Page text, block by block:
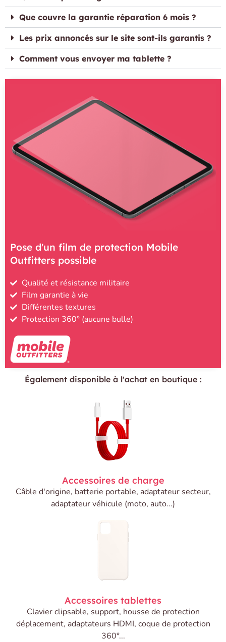
Que couvre la garantie réparation 6 mois ?
Les prix annoncés sur le site sont-ils garantis ?
Comment vous envoyer ma tablette ?
Pose d'un film de protection Mobile
Outfitters possible
Qualité et résistance militaire
Film garantie à vie
Différentes textures
Protection 360° (aucune bulle)
Également disponible à l'achat en boutique :
Accessoires de charge
Câble d'origine, batterie portable, adaptateur secteur,
adaptateur véhicule (moto, auto...)
Accessoires tablettes
Clavier clipsable, support, housse de protection
déplacement, adaptateurs HDMI, coque de protection
360°...